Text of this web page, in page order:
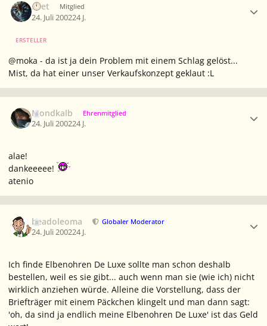
Aset Mitglied
24. Juli 200224 J.
ERSTELLER
@moka - da ist ja dein Problem mit einem Schlag gelöst...
Mist, da hat einer unser Verkaufskonzept geklaut :L
Mondkalb Ehrenmitglied
24. Juli 200224 J.
alae!
dankeeeee!
atenio
beadoleoma Globaler Moderator
24. Juli 200224 J.
Ich finde Elbenohren De Luxe sollte man schon deshalb
bestellen, weil es sie gibt... auch wenn man sie (wie ich) nicht
wirklich anziehen würde. Alleine die Vorstellung, dass der
Briefträger mit einem Päckchen klingelt und man dann sagt:
'oh, da sind ja endlich meine Elbenohren De Luxe' ist das Geld